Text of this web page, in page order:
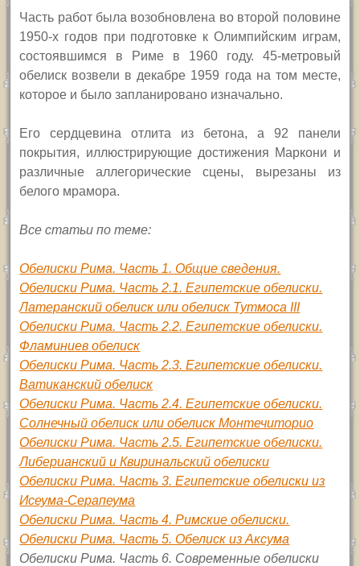
Часть работ была возобновлена во второй половине
1950-х годов при подготовке к Олимпийским играм,
состоявшимся в Риме в 1960 году. 45-метровый
обелиск возвели в декабре 1959 года на том месте,
которое и было запланировано изначально.
Его сердцевина отлита из бетона, а 92 панели
покрытия, иллюстрирующие достижения Маркони и
различные аллегорические сцены, вырезаны из
белого мрамора.
Все статьи по теме:
Обелиски Рима. Часть 1. Общие сведения.
Обелиски Рима. Часть 2.1. Египетские обелиски.
Латеранский обелиск или обелиск Тутмоса III
Обелиски Рима. Часть 2.2. Египетские обелиски.
Фламиниев обелиск
Обелиски Рима. Часть 2.3. Египетские обелиски.
Ватиканский обелиск
Обелиски Рима. Часть 2.4. Египетские обелиски.
Солнечный обелиск или обелиск Монтечиторио
Обелиски Рима. Часть 2.5. Египетские обелиски.
Либерианский и Квиринальский обелиски
Обелиски Рима. Часть 3. Египетские обелиски из
Исеума-Серапеума
Обелиски Рима. Часть 4. Римские обелиски.
Обелиски Рима. Часть 5. Обелиск из Аксума
Обелиски Рима. Часть 6. Современные обелиски